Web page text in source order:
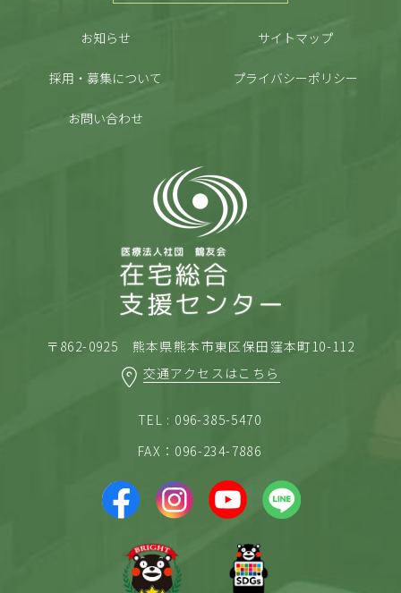
〒862-0925 熊本県熊本市東区保田窪本町10-112
交通アクセスはこちら
TEL : 096-385-5470
FAX：096-234-7886
お知らせ サイトマップ
採用・募集について プライバシーポリシー
お問い合わせ